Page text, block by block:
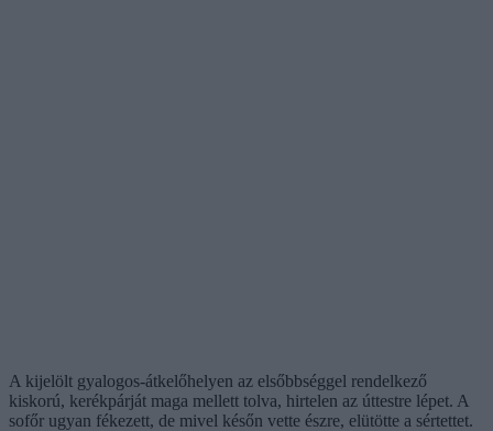
A kijelölt gyalogos-átkelőhelyen az elsőbbséggel rendelkező
kiskorú, kerékpárját maga mellett tolva, hirtelen az úttestre lépet. A
sofőr ugyan fékezett, de mivel későn vette észre, elütötte a sértettet.